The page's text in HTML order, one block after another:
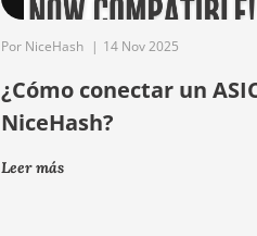
Por NiceHash | 14 Nov 2025
¿Cómo conectar un
NiceHash?
Leer más